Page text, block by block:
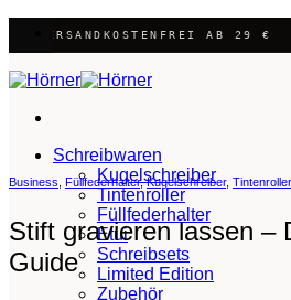
✺ VERSANDKOSTENFREI AB 29 €
Schreibwaren
Kugelschreiber
Tintenroller
Füllfederhalter
Etui
Schreibsets
Limited Edition
Zubehör
Business Füllfederhalter,Kugelschreiber, Tintenroller
Stift gravieren lassen –
Guide